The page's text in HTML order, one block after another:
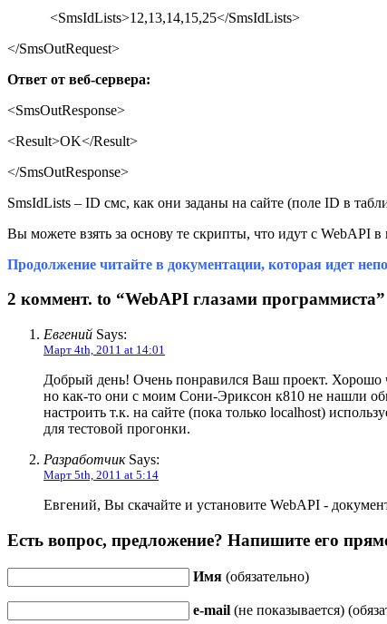
<SmsIdLists>12,13,14,15,25</SmsIdLists>
</SmsOutRequest>
Ответ от веб-сервера:
<SmsOutResponse>
<Result>OK</Result>
</SmsOutResponse>
SmsIdLists – ID смс, как они заданы на сайте (поле ID в
Вы можете взять за основу те скрипты, что идут с WebAPI в
Продолжение читайте в документации, которая идет
2 коммент. to “WebAPI глазами программиста”
Евгений Says:
Март 4th, 2011 at 14:01
Добрый день! Очень понравился Ваш проект. Хорошо
но как-то они с моим Сони-Эриксон к810 не нашли
настроить т.к. на сайте (пока только localhost)
для тестовой прогонки.
РазработчикSays:
Март 5th, 2011 at 5:14
Евгений, Вы скачайте и установите WebAPI -
Есть вопрос, предложение? Напишите его
Имя (обязательно)
e-mail (не показывается)